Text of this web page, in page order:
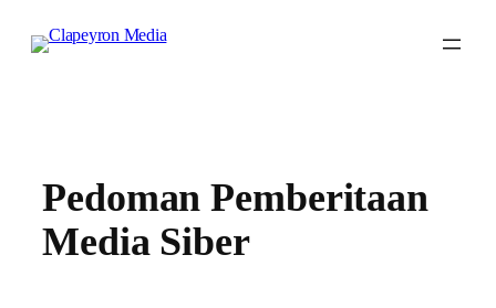
Pedoman Pemberitaan
Media Siber